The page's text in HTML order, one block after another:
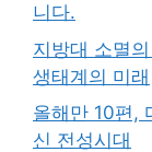
니다.
지방대 소멸
생태계의 미래
올해만 10편,
신 전성시대